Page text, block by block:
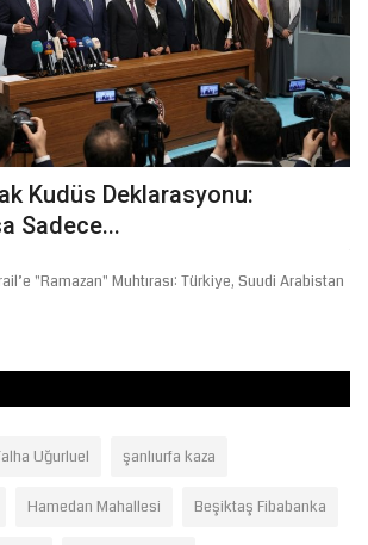
Kudüs Deklarasyonu:
Sadece...
"Ramazan" Muhtırası: Türkiye, Suudi Arabistan
Uğurluel şanlıurfa kaza
Hamedan Mahallesi Beşiktaş Fibabanka